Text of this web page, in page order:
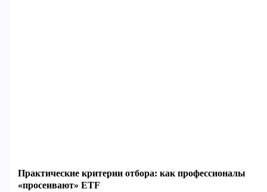
Практические критерии отбора: как профессионалы
«просеивают» ETF